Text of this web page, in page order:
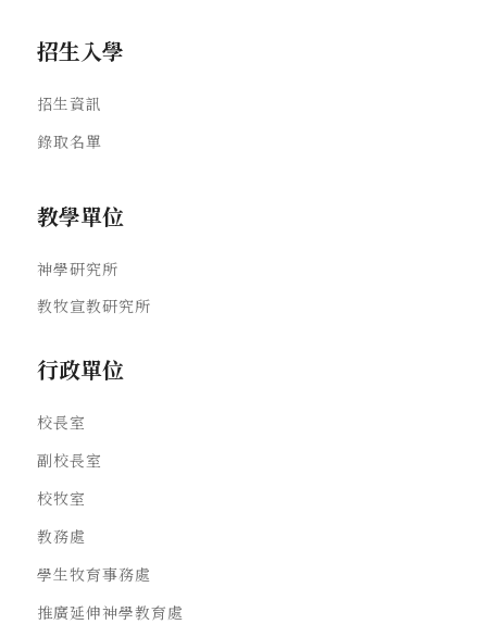
招生入學
招生資訊
錄取名單
教學單位
神學研究所
教牧宣教研究所
行政單位
校長室
副校長室
校牧室
教務處
學生牧育事務處
推廣延伸神學教育處